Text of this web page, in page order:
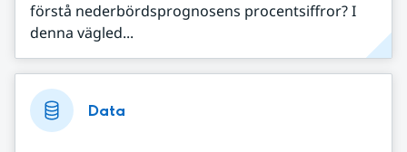
förstå nederbördsprognosens procentsiffror? I
denna vägled...
Data